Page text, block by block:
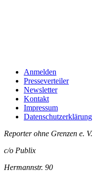
Anmelden
Presseverteiler
Newsletter
Kontakt
Impressum
Datenschutzerklärung
Reporter ohne Grenzen e. V.
c/o Publix
Hermannstr. 90